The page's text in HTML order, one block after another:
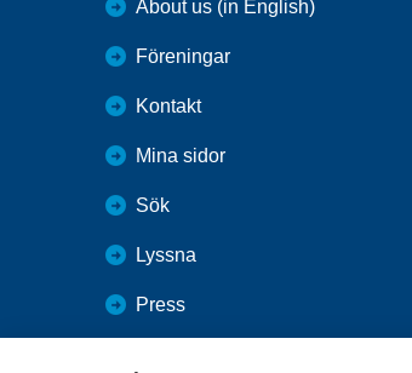
About us (in English)
Föreningar
Kontakt
Mina sidor
Sök
Lyssna
Press